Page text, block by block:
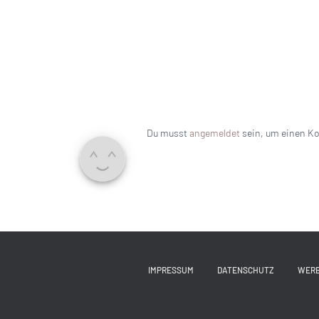
Du musst angemeldet sein, um einen
IMPRESSUM DATENSCHUTZ